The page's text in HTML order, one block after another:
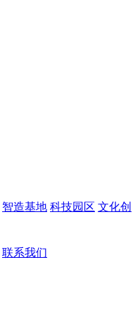
智造基地 科技园区 文化创
联系我们